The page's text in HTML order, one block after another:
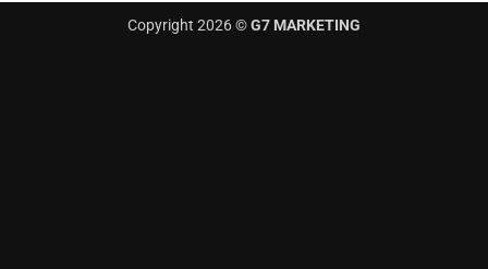
Copyright 2026 ©G7 MARKETING